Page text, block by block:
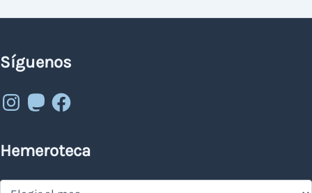
Síguenos
Instagram
MastodonFacebook
Hemeroteca
Hemeroteca